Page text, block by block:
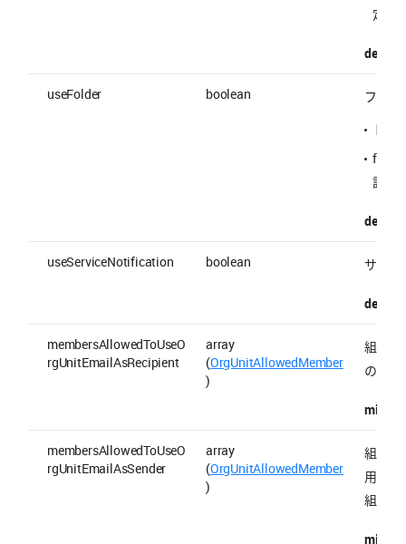
定す
default
useFolder boolean
フォ
トー
false
設定
default
useServiceNotification boolean サービ
default
membersAllowedToUseO
rgUnitEmailAsRecipient
array
(OrgUnitAllowedMember
)
組織の
のリス
membersAllowedToUseO
rgUnitEmailAsSender
array
(OrgUnitAllowedMember
)
組織の
用でき
組織の